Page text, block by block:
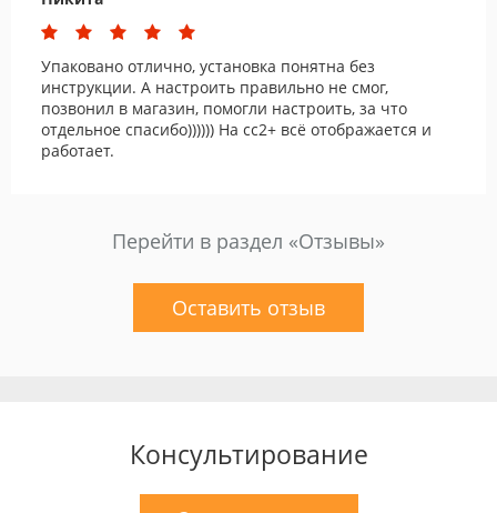
Упаковано отлично, установка понятна без
инструкции. А настроить правильно не смог,
позвонил в магазин, помогли настроить, за что
отдельное спасибо)))))) На сс2+ всё отображается и
работает.
Перейти в раздел «Отзывы»
Оставить отзыв
Консультирование